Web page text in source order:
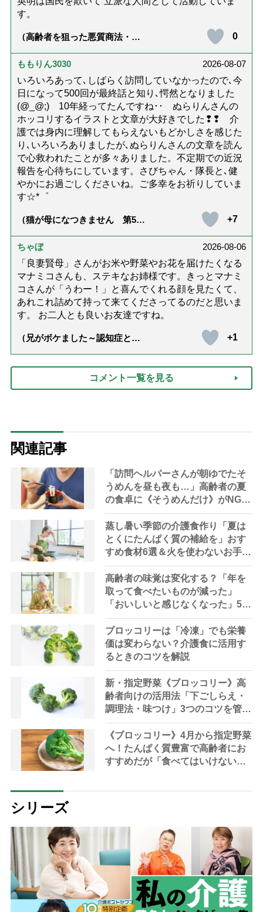
す。
（高齢者を狙った悪質商法・訪
ないための4つの対策「騙されや
すい人の特徴は？」【社会福祉
0
ももりん3030
2026-08-07
いろいろあって､しばらく訪問していなかったので､今
日になって500回が最終話と知り､愕然となりました
(@_@;) 10年経ってたんですね･･ ぬらりんさんの
ホッコリするイラストと文章が大好きでした❢❢ 介
護では身内に理解してもらえないもどかしさを感じた
り､いろいろありましたが､ぬらりんさんの文章を読ん
で心救われたことが多々ありました。不定期での近況
報告を心待ちにしています。さびちゃん・隊長と､健
やかにお過ごしくださいね。ご多幸をお祈りしていま
す☆*゜
（猫が母になつきません 第500
+7
ちゃぼ
2026-08-06
「良妻賢母」さんがお米や野菜やお花を届けたくなる
マナミコさんも、ステキなお姉様です。きっとマナミ
コさんが「うわー！」と喜んでくれる顔を見たくて、
あれこれ詰めて持って来てくださってるのだと思いま
す。 お二人とも良いお友達ですね。
（兄がボケました～認知症と介
達』が届きました」）
+1
コメント一覧を見る
関連記事
「訪問ヘルパーさんが朝ゆでたそ
うめんを昼も夜も…」高齢者の夏
の食卓に《そうめんだけ》がNGな
理由とは？【管理栄養士が解説】
蒸し暑い季節の介護食作り「夏は
とくにたんぱく質の補給を」おす
すめ食材6選＆火を使わないお手軽
レシピ3選【管理栄養士提案】
高齢者の味覚は変化する？「年を
取って食べたいものが減った」
「おいしいと感じなくなった」5つ
の対処法を管理栄養士が提案
ブロッコリーは「冷凍」でも栄養
価は変わらない？介護食に活用す
るときのコツを解説
新・指定野菜《ブロッコリー》高
齢者向けの活用法「下ごしらえ・
調理法・味つけ」3つのコツを管理
栄養士が解説
《ブロッコリー》4月から指定野菜
へ！たんぱく質豊富で高齢者にお
すすめだが「食べてはいけない人
シリーズ